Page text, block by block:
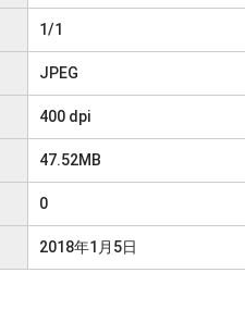
1/1
JPEG
400 dpi
47.52MB
0
2018年1月5日